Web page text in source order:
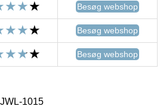
Besøg webshop
Besøg webshop
Besøg webshop
1015